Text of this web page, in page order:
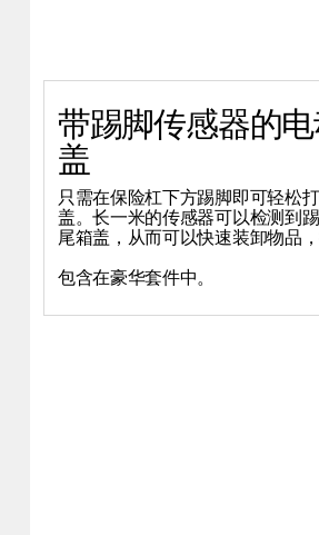
带踢脚传感器的
盖
只需在保险杠下方踢脚即可轻松
盖。长一米的传感器可以检测到
尾箱盖，从而可以快速装卸物品，
包含在豪华套件中。